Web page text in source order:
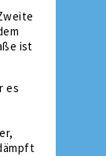
ist
es